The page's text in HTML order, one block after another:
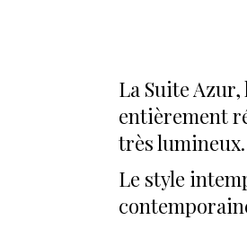
La Suite
entièrement
très lumineux.
Le style